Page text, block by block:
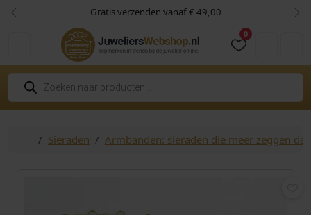
Skip to content
Skip to footer Gratis verzenden vanaf € 49,00
Vorige
0
P
o
d
HomeSieraden Armbanden: sieraden die meer zeggen